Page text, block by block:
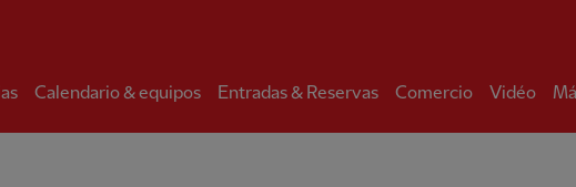
Calendario & equipos Entradas & Reservas Comercio Vidéo